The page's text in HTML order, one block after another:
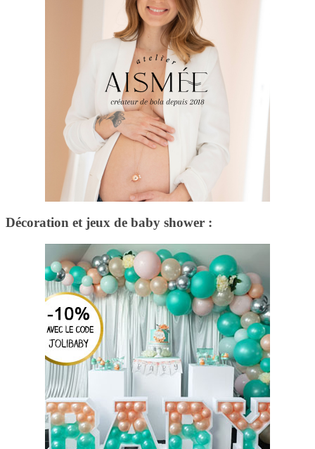
Décoration et jeux de baby shower :